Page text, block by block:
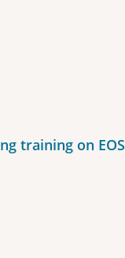
training on